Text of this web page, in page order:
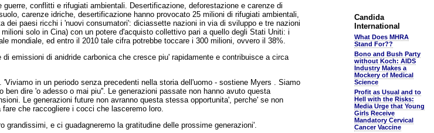
conflitti e rifugiati ambientali. Desertificazione, deforestazione e carenze di
carenze idriche, desertificazione hanno provocato 25 milioni di rifugiati ambientali,
dei paesi ricchi i 'nuovi consumatori': diciassette nazioni in via di sviluppo e tre nazioni
solo in Cina) con un potere d'acquisto collettivo pari a quello degli Stati Uniti: i
mondiale, ed entro il 2010 tale cifra potrebbe toccare i 300 milioni, ovvero il 38%.
emissioni di anidride carbonica che cresce piu' rapidamente e contribuisce a circa
in un periodo senza precedenti nella storia dell'uomo - sostiene Myers . Siamo
dire 'o adesso o mai piu''. Le generazioni passate non hanno avuto questa
Le generazioni future non avranno questa stessa opportunita', perche' se non
che raccogliere i cocci che lasceremo loro.
e ci guadagneremo la gratitudine delle prossime generazioni'.
Candida
International
What Does MHRA
Stand For??
Bono and Bush Party
without Koch: AIDS
Industry Makes a
Mockery of Medical
Science
Profit as Usual and to
Hell with the Risks:
Media Urge that Young
Girls Receive
Mandatory Cervical
Cancer Vaccine